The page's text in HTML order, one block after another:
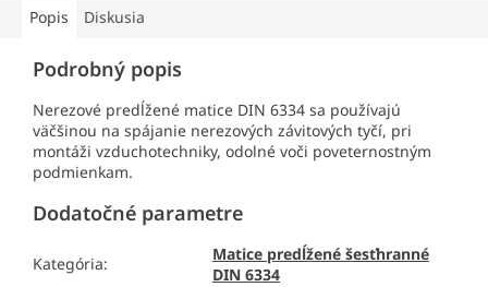
Popis Diskusia
Podrobný popis
Nerezové predĺžené matice DIN 6334 sa používajú
väčšinou na spájanie nerezových závitových tyčí, pri
montáži vzduchotechniky, odolné voči poveternostným
podmienkam.
Dodatočné parametre
Kategória:
Matice predĺžené šesťhranné
DIN 6334